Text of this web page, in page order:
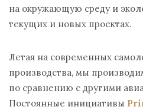
на окружающую среду и
текущих и новых проектах.
Летая на современных
производства, мы
по сравнению с другими
Постоянные инициативы